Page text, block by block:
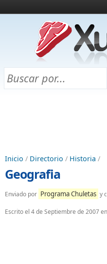
¿Qué es esto?
Directorio
Chuletas para exámenes
Inicio / Directorio / Historia /
Geografia
Enviado por Programa Chuletas y
Escrito el 4 de Septiembre de 2007en